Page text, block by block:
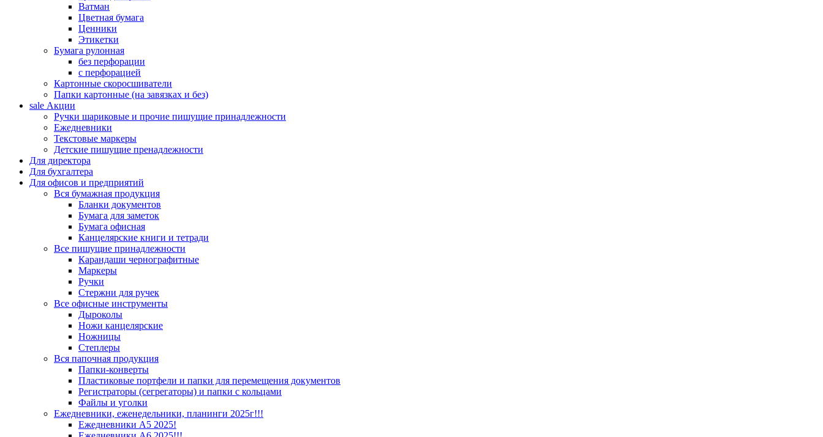
Ватман
Цветная бумага
Ценники
Этикетки
Бумага рулонная
без перфорации
с перфорацией
Картонные скоросшиватели
Папки картонные (на завязках и без)
sale Акции
Ручки шариковые и прочие пишущие принадлежности
Ежедневники
Текстовые маркеры
Детские пишущие пренадлежности
Для директора
Для бухгалтера
Для офисов и предприятий
Вся бумажная продукция
Бланки документов
Бумага для заметок
Бумага офисная
Канцелярские книги и тетради
Все пишущие принадлежности
Карандаши чернографитные
Маркеры
Ручки
Стержни для ручек
Все офисные инструменты
Дыроколы
Ножи канцелярские
Ножницы
Степлеры
Вся папочная продукция
Папки-конверты
Пластиковые портфели и папки для перемещения документов
Регистраторы (сегрегаторы) и папки с кольцами
Файлы и уголки
Ежедневники, еженедельники, планинги 2025г!!!
Ежедневники А5 2025!